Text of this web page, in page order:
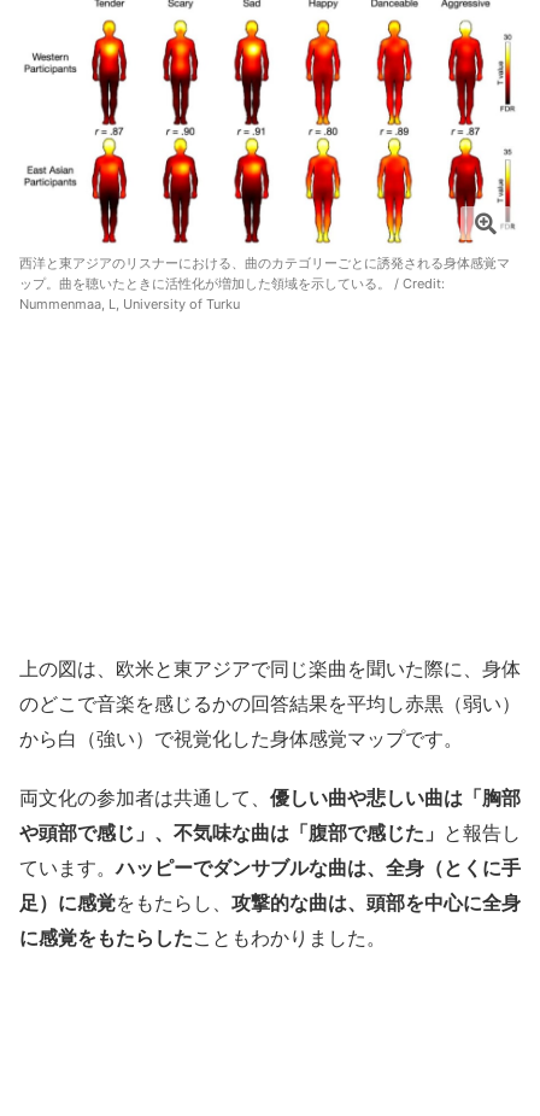
西洋と東アジアのリスナーにおける、曲のカテゴリーごとに誘発される身体感覚マ
ップ。曲を聴いたときに活性化が増加した領域を示している。 / Credit:
Nummenmaa, L, University of Turku
上の図は、欧米と東アジアで同じ楽曲を聞いた際に、身体
のどこで音楽を感じるかの回答結果を平均し赤黒（弱い）
から白（強い）で視覚化した身体感覚マップです。
両文化の参加者は共通して、 優しい曲や悲しい曲は「胸部
や頭部で感じ」、不気味な曲は「腹部で感じた」 と報告し
ています。ハッピーでダンサブルな曲は、全身（とくに手
足）に感覚をもたらし、 攻撃的な曲は、頭部を中心に全身
に感覚をもたらしたこともわかりました。